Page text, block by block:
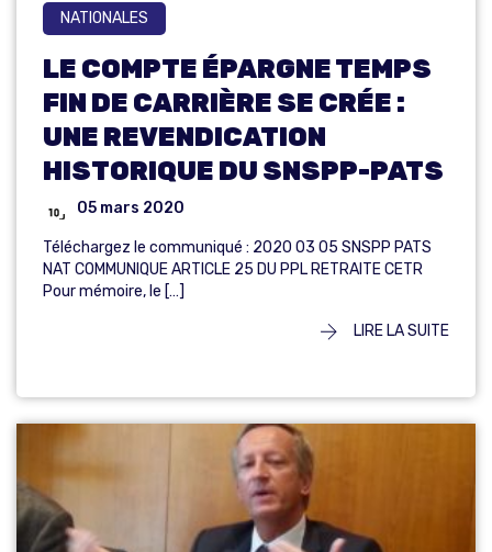
NATIONALES
LE COMPTE ÉPARGNE TEMPS
FIN DE CARRIÈRE SE CRÉE :
UNE REVENDICATION
HISTORIQUE DU SNSPP-PATS
05 mars 2020
Téléchargez le communiqué : 2020 03 05 SNSPP PATS
NAT COMMUNIQUE ARTICLE 25 DU PPL RETRAITE CETR
Pour mémoire, le […]
LIRE LA SUITE